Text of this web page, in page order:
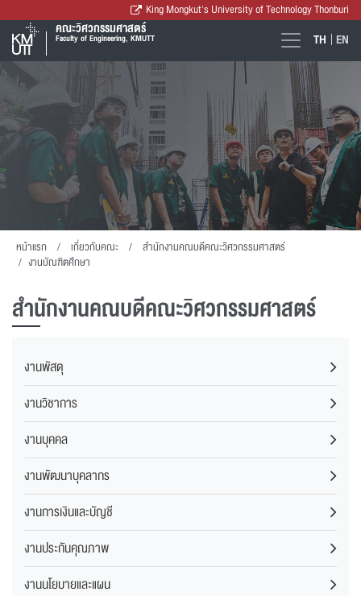
King Mongkut's University of Technology Thonburi
คณะวิศวกรรมศาสตร์
Faculty of Engineering, KMUTT TH EN
หน้าแรก เกี่ยวกับคณะ
สำนักงานคณบดีคณะวิศวกรรมศาสตร์
งานบัณฑิตศึกษา
สำนักงานคณบดีคณะวิศวกรรมศาสตร์
งานพัสดุ
งานวิชาการ
งานบุคคล
งานพัฒนาบุคลากร
งานการเงินและบัญชี
งานประกันคุณภาพ
งานนโยบายและแผน